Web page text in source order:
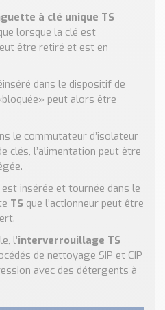
les brasseries et micro-
techniques
à clé unique TS
lorsque la clé est
être retiré et est en
dans le dispositif de
peut alors être
le commutateur d’isolateur
clés, l’alimentation peut être
est insérée et tournée dans le
TS que l’actionneur peut être
l’interverrouillage TS
de nettoyage SIP et CIP
avec des détergents à